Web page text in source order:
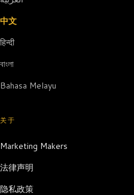
中文
हिन्दी
বাংলা
Bahasa Melayu
关于
Marketing Makers
法律声明
隐私政策